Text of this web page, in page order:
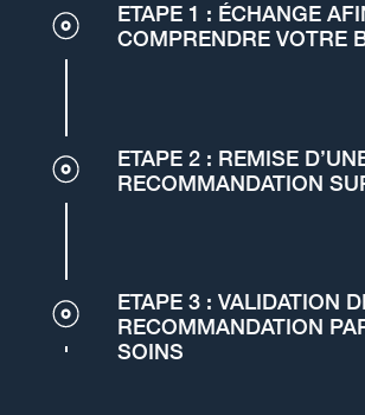
ETAPE 1 : ÉCHANGE
COMPRENDRE VOTRE
ETAPE 2 : REMISE
RECOMMANDATION
ETAPE 3 : VALIDATION
RECOMMANDATION
SOINS